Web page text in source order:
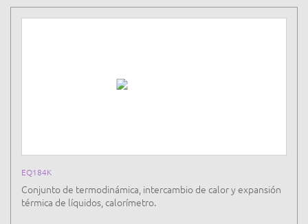
EQ184K
Conjunto de termodinámica, intercambio de calor y expansión
térmica de líquidos, calorímetro.